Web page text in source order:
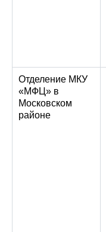
Отделение МКУ
«МФЦ» в
Московском
районе